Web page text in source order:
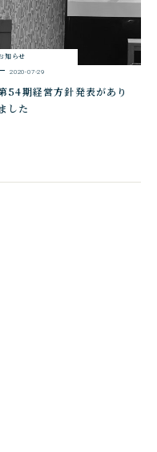
知らせ
2020-07-29
54期経営方針発表があり
した